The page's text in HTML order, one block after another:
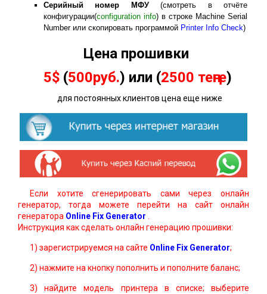
Серийный номер МФУ
(смотреть в отчёте
конфигурации(configuration info) в строке Machine Serial
Number или скопировать программой Printer Info Check)
Цена прошивки
5$ (500руб.) или (2500 теңге)
для постоянных клиентов цена еще ниже
Если хотите сгенерировать сами через онлайн
генератор, тогда можете перейти на сайт онлайн
генератора Online Fix Generator
Инструкция как сделать онлайн генерацию прошивки:
1) зарегистрируемся на сайте Online Fix Generator;
2) нажмите на кнопку пополнить и пополните баланс;
3) найдите модель принтера в списке; выберите